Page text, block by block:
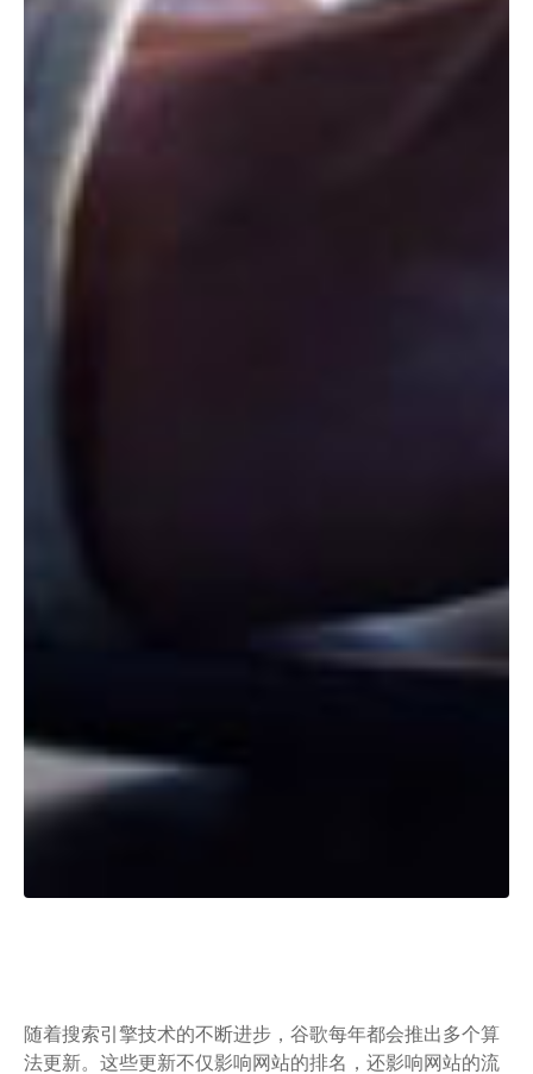
随着搜索引擎技术的不断进步，谷歌每年都会推出多个算
法更新。这些更新不仅影响网站的排名，还影响网站的流